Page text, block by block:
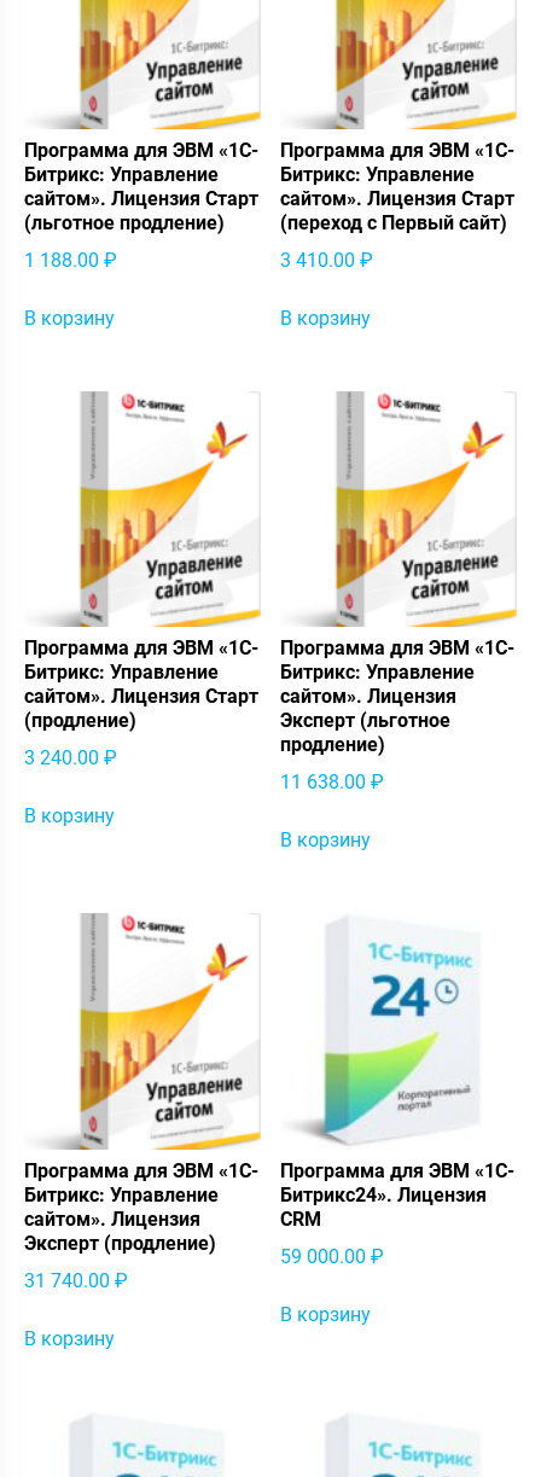
Программа для ЭВМ «1С-
Битрикс: Управление
сайтом». Лицензия Старт
(льготное продление)
1 188.00 ₽
В корзину
Программа для ЭВМ «1С-
Битрикс: Управление
сайтом». Лицензия Старт
(переход с Первый сайт)
3 410.00₽
В корзину
Программа для ЭВМ «1С-
Битрикс: Управление
сайтом». Лицензия Старт
(продление)
3 240.00 ₽
В корзину
Программа для ЭВМ «1С-
Битрикс: Управление
сайтом». Лицензия
Эксперт (льготное
продление)
11 638.00₽
В корзину
Программа для ЭВМ «1С-
Битрикс: Управление
сайтом». Лицензия
Эксперт (продление)
31 740.00 ₽
В корзину
Программа для ЭВМ «1С-
Битрикс24». Лицензия
CRM
59 000.00₽
В корзину